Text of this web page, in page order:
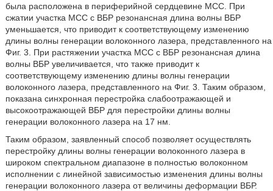
была расположена в периферийной сердцевине МСС. При
сжатии участка МСС с ВБР резонансная длина волны ВБР
уменьшается, что приводит к соответствующему изменению
длины волны генерации волоконного лазера, представленного на
Фиг. 3. При растяжении участка МСС с ВБР резонансная длина
волны ВБР увеличивается, что также приводит к
соответствующему изменению длины волны генерации
волоконного лазера, представленного на Фиг. 3. Таким образом,
показана синхронная перестройка слабоотражающей и
высокоотражающей ВБР для перестройки длины волны
генерации волоконного лазера на 17 нм.
Таким образом, заявленный способ позволяет осуществлять
перестройку длины волны генерации волоконного лазера в
широком спектральном диапазоне в полностью волоконном
исполнении с линейной зависимостью изменения длины волны
генерации волоконного лазера от величины деформации ВБР.